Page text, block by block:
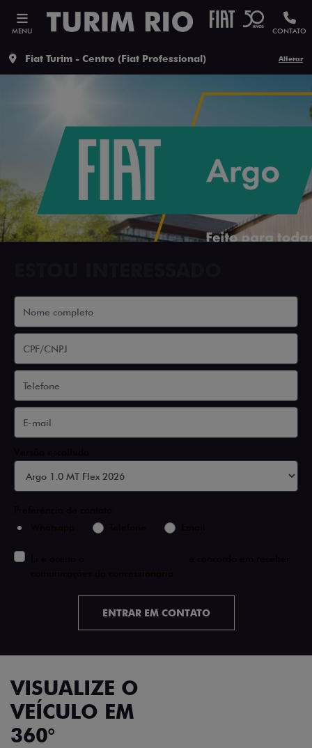
MENU CONTATO
Fiat Turim - Centro (Fiat Professional) Alterar
ENTRAR EM CONTATO
VISUALIZE O
VEÍCULO EM
360°